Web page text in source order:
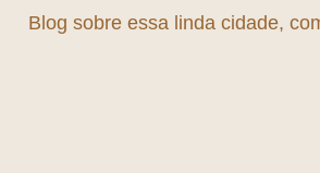
Blog sobre essa linda cidade,